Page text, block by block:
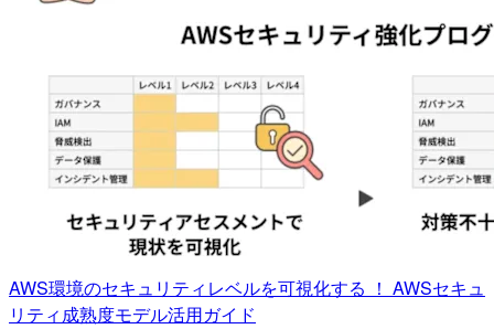
AWS環境のセキュリティレベルを可視化する ！ AWSセキュ
リティ成熟度モデル活用ガイド